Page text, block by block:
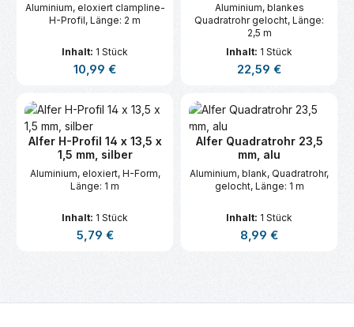
Aluminium, eloxiert clampline-
H-Profil, Länge: 2 m
Inhalt: 1 Stück
Regulärer Preis:
10,99 €
Aluminium, blankes
Quadratrohr gelocht, Länge:
2,5 m
Inhalt: 1 Stück
Regulärer Preis:
22,59 €
Alfer H-Profil 14 x 13,5 x
1,5 mm, silber
Aluminium, eloxiert, H-Form,
Länge: 1 m
Inhalt: 1 Stück
Regulärer Preis:
5,79 €
Alfer Quadratrohr 23,5
mm, alu
Aluminium, blank, Quadratrohr,
gelocht, Länge: 1 m
Inhalt: 1 Stück
Regulärer Preis:
8,99 €